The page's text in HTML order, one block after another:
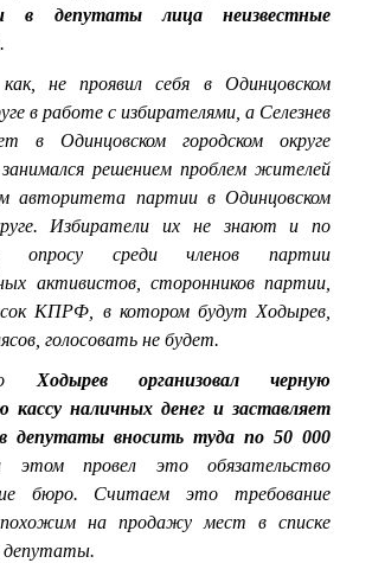
в депутаты лица неизвестные
.
не проявил себя в Одинцовском
в работе с избирателями, а Селезнев
в Одинцовском городском округе
решением проблем жителей
авторитета партии в Одинцовском
Избиратели их не знают и по
опросу среди членов партии
активистов, сторонников партии,
КПРФ, в котором будут Ходырев,
голосовать не будет.
Ходырев организовал черную
кассу наличных денег и заставляет
депутаты вносить туда по 50 000
провел это обязательство
бюро. Считаем это требование
похожим на продажу мест в списке
депутаты.